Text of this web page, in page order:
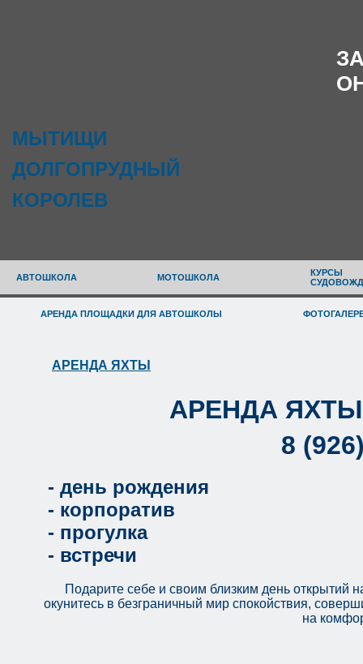
МЫТИЩИ
ДОЛГОПРУДНЫЙ
КОРОЛЕВ
АВТОШКОЛА МОТОШКОЛА
КУРСЫ
АРЕНДА ПЛОЩАДКИ ДЛЯ АВТОШКОЛЫ
АРЕНДА ЯХТЫ
АРЕНДА
8
- день рождения
- корпоратив
- прогулка
- встречи
Подарите себе и своим близким день открытий
окунитесь в безграничный мир спокойствия,
на